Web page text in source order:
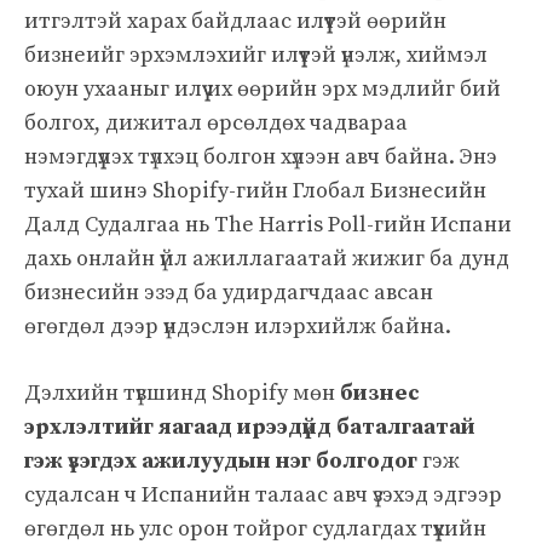
итгэлтэй харах байдлаас илүүтэй өөрийн
бизнеийг эрхэмлэхийг илүүтэй үнэлж, хиймэл
оюун ухааныг илүү их өөрийн эрх мэдлийг бий
болгох, дижитал өрсөлдөх чадвараа
нэмэгдүүлэх түлхэц болгон хүлээн авч байна. Энэ
тухай шинэ Shopify-гийн Глобал Бизнесийн
Далд Судалгаа нь The Harris Poll-гийн Испани
дахь онлайн үйл ажиллагаатай жижиг ба дунд
бизнесийн эзэд ба удирдагчдаас авсан
өгөгдөл дээр үндэслэн илэрхийлж байна.
Дэлхийн түвшинд Shopify мөн бизнес
эрхлэлтийг яагаад ирээдүйд баталгаатай
гэж үзэгдэх ажилуудын нэг болгодоггэж
судалсан ч Испанийн талаас авч үзэхэд эдгээр
өгөгдөл нь улс орон тойрог судлагдах түүхийн